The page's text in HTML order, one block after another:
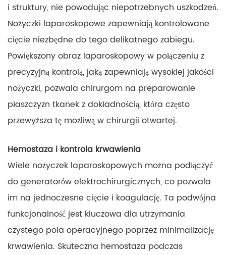
i struktury, nie powodując niepotrzebnych uszkodzeń.
Nożyczki laparoskopowe zapewniają kontrolowane
cięcie niezbędne do tego delikatnego zabiegu.
Powiększony obraz laparoskopowy w połączeniu z
precyzyjną kontrolą, jaką zapewniają wysokiej jakości
nożyczki, pozwala chirurgom na preparowanie
płaszczyzn tkanek z dokładnością, która często
przewyższa tę możliwą w chirurgii otwartej.
Hemostaza i kontrola krwawienia
Wiele nożyczek laparoskopowych można podłączyć
do generatorów elektrochirurgicznych, co pozwala
im na jednoczesne cięcie i koagulację. Ta podwójna
funkcjonalność jest kluczowa dla utrzymania
czystego pola operacyjnego poprzez minimalizację
krwawienia. Skuteczna hemostaza podczas